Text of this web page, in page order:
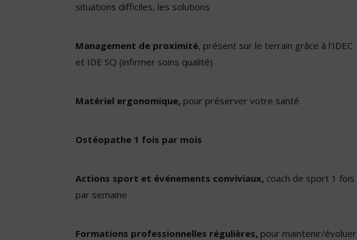
situations difficiles, les solutions
Management de proximité, présent sur le terrain grâce à l'IDEC
et IDE SQ (infirmer soins qualité)
Matériel ergonomique, pour préserver votre santé
Ostéopathe 1 fois par mois
Actions sport et événements conviviaux, coach de sport 1 fois
par semaine
Formations professionnelles régulières, pour maintenir/évoluer